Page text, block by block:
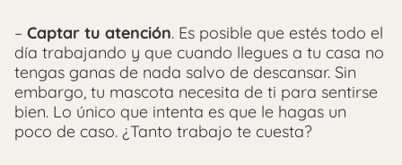
– Captar tu atención. Es posible que estés todo el
día trabajando y que cuando llegues a tu casa no
tengas ganas de nada salvo de descansar. Sin
embargo, tu mascota necesita de ti para sentirse
bien. Lo único que intenta es que le hagas un
poco de caso. ¿Tanto trabajo te cuesta?